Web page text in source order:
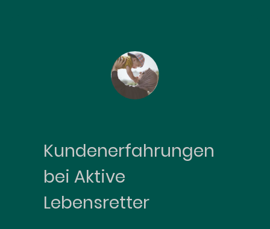
Kundenerfahrungen
bei Aktive
Lebensretter